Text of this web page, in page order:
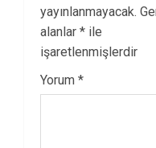
yayınlanmayacak.
alanlar * ile
işaretlenmişlerdir
Yorum *